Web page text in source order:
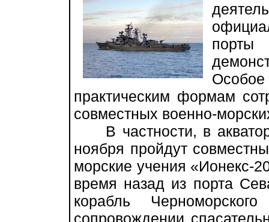
практическим формам
совместных военно-
В частности, в
ноября пройдут
морские учения «Ионекс-
время назад из порта
корабль
сопровождении